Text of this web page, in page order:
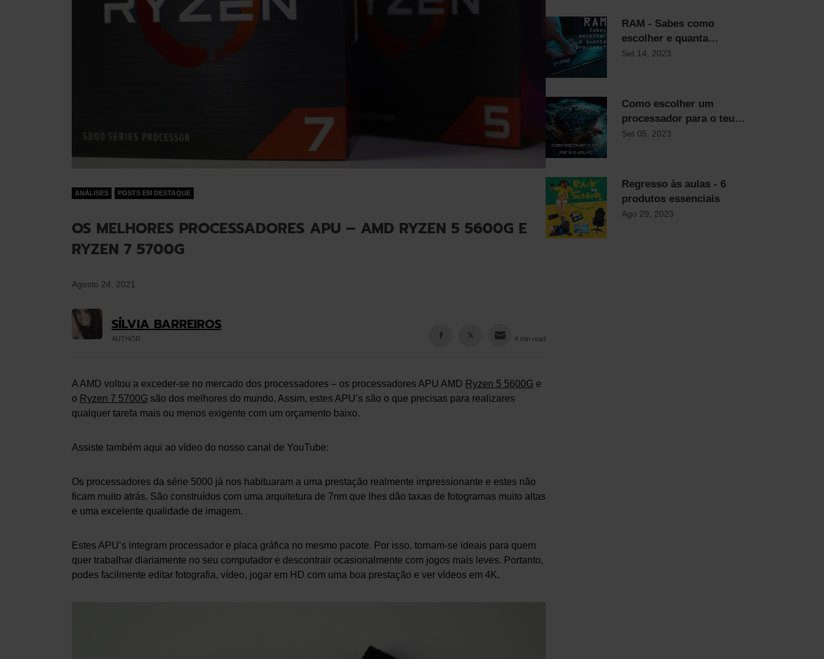
ANÁLISES POSTS EM DESTAQUE
OS MELHORES PROCESSADORES APU – AMD RYZEN 5 5600G E
RYZEN 7 5700G
Agosto 24, 2021
SÍLVIA BARREIROS
AUTHOR 4 min read
A AMD voltou a exceder-se no mercado dos processadores – os processadores APU AMD Ryzen 5 5600G e
o Ryzen 7 5700G são dos melhores do mundo. Assim, estes APU’s são o que precisas para realizares
qualquer tarefa mais ou menos exigente com um orçamento baixo.
Assiste também aqui ao vídeo do nosso canal de YouTube:
Os processadores da série 5000 já nos habituaram a uma prestação realmente impressionante e estes não
ficam muito atrás. São construídos com uma arquitetura de 7nm que lhes dão taxas de fotogramas muito altas
e uma excelente qualidade de imagem.
Estes APU’s integram processador e placa gráfica no mesmo pacote. Por isso, tornam-se ideais para quem
quer trabalhar diariamente no seu computador e descontrair ocasionalmente com jogos mais leves. Portanto,
podes facilmente editar fotografia, vídeo, jogar em HD com uma boa prestação e ver vídeos em 4K.
RAM - Sabes como
escolher e quanta
precisas?
Set 14, 2023
Como escolher um
processador para o teu
computador
Set 05, 2023
Regresso às aulas - 6
produtos essenciais
Ago 29, 2023